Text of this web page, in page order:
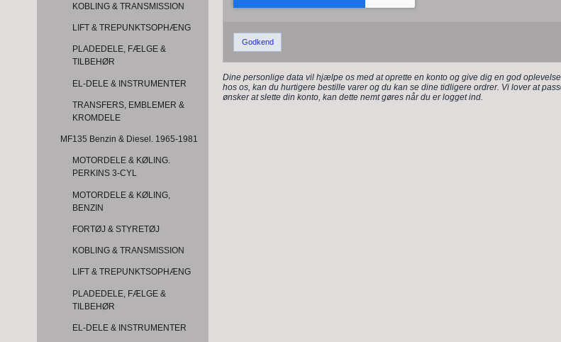
KOBLING & TRANSMISSION
LIFT & TREPUNKTSOPHÆNG
PLADEDELE, FÆLGE &
TILBEHØR
EL-DELE & INSTRUMENTER
TRANSFERS, EMBLEMER &
KROMDELE
MF135 Benzin & Diesel. 1965-1981
MOTORDELE & KØLING.
PERKINS 3-CYL
MOTORDELE & KØLING,
BENZIN
FORTØJ & STYRETØJ
KOBLING & TRANSMISSION
LIFT & TREPUNKTSOPHÆNG
PLADEDELE, FÆLGE &
TILBEHØR
EL-DELE & INSTRUMENTER
Godkend
Dine personlige data vil hjælpe os med at oprette en konto og give dig en god
hos os, kan du hurtigere bestille varer og du kan se dine tidligere ordrer. Vi lover at
ønsker at slette din konto, kan dette nemt gøres når du er logget ind.